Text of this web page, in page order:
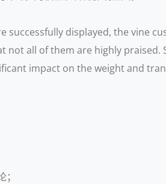
successfully displayed, the vine
not all of them are highly
impact on the weight and